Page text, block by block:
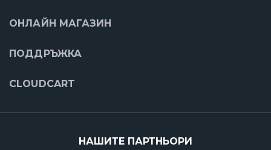
ОНЛАЙН МАГАЗИН
ПОДДРЪЖКА
CLOUDCART
НАШИТЕ ПАРТНЬОРИ